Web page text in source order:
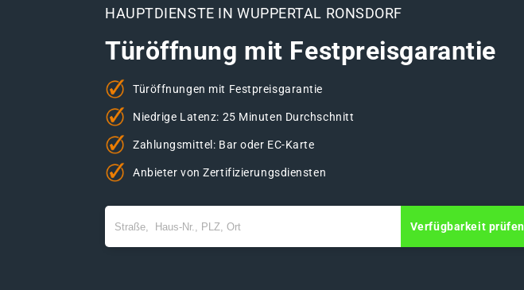
HAUPTDIENSTE IN WUPPERTAL RONSDORF
Türöffnung mit Festpreisgarantie
Türöffnungen mit Festpreisgarantie
Niedrige Latenz: 25 Minuten Durchschnitt
Zahlungsmittel: Bar oder EC-Karte
Anbieter von Zertifizierungsdiensten
Verfügbarkeit prüfen